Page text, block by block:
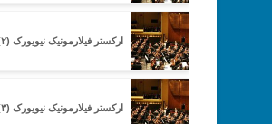
ارکستر فیلارمونیک نیویورک (۲)
ارکستر فیلارمونیک نیویورک (۳)